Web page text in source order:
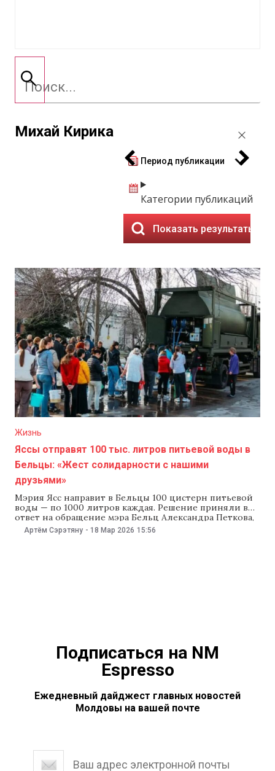
Михай Кирика
Период публикации
Категории публикаций
Показать результаты
Жизнь
Яссы отправят 100 тыс. литров питьевой воды в
Бельцы: «Жест солидарности с нашими
друзьями»
Мэрия Ясс направит в Бельцы 100 цистерн питьевой
воды — по 1000 литров каждая. Решение приняли в
ответ на обращение мэра Бельц Александра Петкова,
сообщили NewsMaker в администрации Ясс.
Цистерны доставят в Молдову, где их заполнят водой
Артём Сэрэтяну - 18 Мар 2026 15:56
Подписаться на NM
Espresso
Ежедневный дайджест главных новостей
Молдовы на вашей почте